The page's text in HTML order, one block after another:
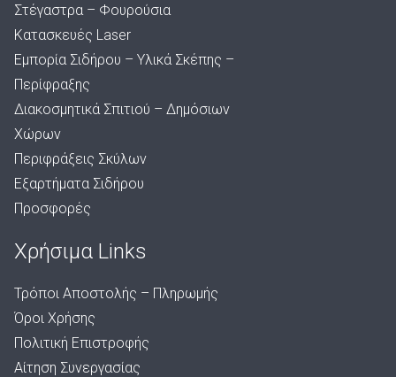
Στέγαστρα – Φουρούσια
Κατασκευές Laser
Εμπορία Σιδήρου – Υλικά Σκέπης –
Περίφραξης
Διακοσμητικά Σπιτιού – Δημόσιων
Χώρων
Περιφράξεις Σκύλων
Εξαρτήματα Σιδήρου
Προσφορές
Χρήσιμα Links
Τρόποι Αποστολής – Πληρωμής
Όροι Χρήσης
Πολιτική Επιστροφής
Αίτηση Συνεργασίας